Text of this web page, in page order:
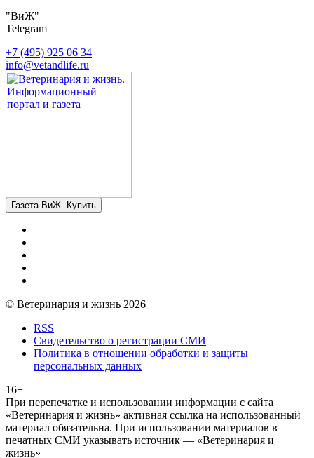
"ВиЖ"
Telegram
+7 (495) 925 06 34
info@vetandlife.ru
Газета ВиЖ. Купить
© Ветеринария и жизнь 2026
RSS
Свидетельство о регистрации СМИ
Политика в отношении обработки и защиты
персональных данных
16+
При перепечатке и использовании информации с сайта
«Ветеринария и жизнь» активная ссылка на использованный
материал обязательна. При использовании материалов в
печатных СМИ указывать источник — «Ветеринария и
жизнь»